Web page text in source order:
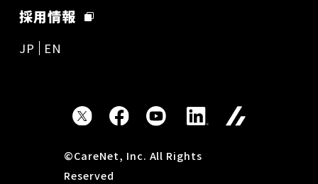
採用情報
JP EN
©CareNet, Inc. All Rights
Reserved